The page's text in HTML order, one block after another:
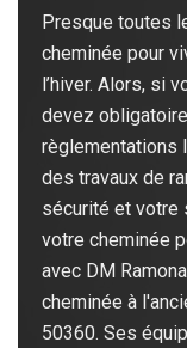
Presque toutes
cheminée pour
l’hiver. Alors, si
devez
règlementations
des travaux de
sécurité et votre
votre cheminée
avec DM
cheminée à
50360. Ses